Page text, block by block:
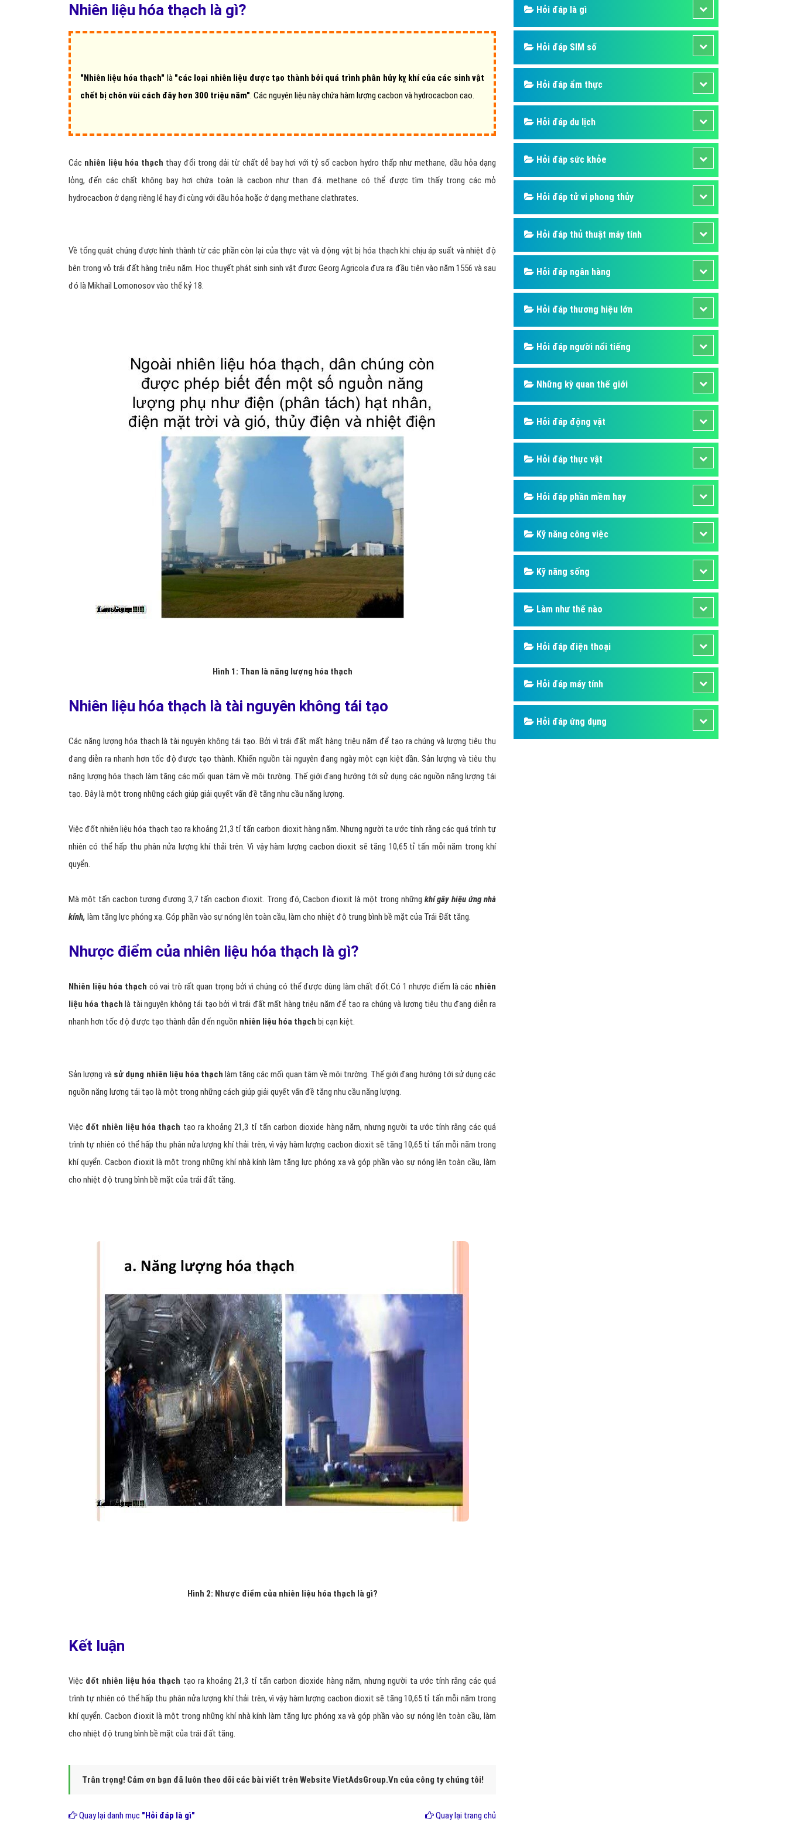
Hỏi đáp quảng cáo TVC
Hỏi đáp quảng cáo mobile
Hỏi đáp quảng cáo Online
Hỏi đáp quảng cáo Skype
Hỏi đáp Domain & Hosting
Dịch vụ quảng cáo Youtube
Dịch vụ quảng cáo Tiktok
Dịch vụ quảng cáo Zalo
Hỏi đáp quảng cáo Youtube
Quảng cáo Cốc Cốc hiệu quả
Nghĩa là gì
Phần mềm ứng dụng hay
Nhiên liệu hóa thạch là gì?
"Nhiên liệu hóa thạch" là "các loại nhiên liệu được tạo thành bởi quá trình phân hủy kỵ khí của các sinh vật
chết bị chôn vùi cách đây hơn 300 triệu năm". Các nguyên liệu này chứa hàm lượng cacbon và hydrocacbon cao.
Các nhiên liệu hóa thạch thay đổi trong dải từ chất dễ bay hơi với tỷ số cacbon hydro thấp như methane, dầu hỏa dạng
lỏng, đến các chất không bay hơi chứa toàn là cacbon như than đá. methane có thể được tìm thấy trong các mỏ
hydrocacbon ở dạng riêng lẻ hay đi cùng với dầu hỏa hoặc ở dạng methane clathrates.
Về tổng quát chúng được hình thành từ các phần còn lại của thực vật và động vật bị hóa thạch khi chịu áp suất và nhiệt độ
bên trong vỏ trái đất hàng triệu năm. Học thuyết phát sinh sinh vật được Georg Agricola đưa ra đầu tiên vào năm 1556 và sau
đó là Mikhail Lomonosov vào thế kỷ 18.
Hình 1: Than là năng lượng hóa thạch
Nhiên liệu hóa thạch là tài nguyên không tái tạo
Các năng lượng hóa thạch là tài nguyên không tái tạo. Bởi vì trái đất mất hàng triệu năm để tạo ra chúng và lượng tiêu thụ
đang diễn ra nhanh hơn tốc độ được tạo thành. Khiến nguồn tài nguyên đang ngày một cạn kiệt dần. Sản lượng và tiêu thụ
năng lượng hóa thạch làm tăng các mối quan tâm về môi trường. Thế giới đang hướng tới sử dụng các nguồn năng lượng tái
tạo. Đây là một trong những cách giúp giải quyết vấn đề tăng nhu cầu năng lượng.
Việc đốt nhiên liệu hóa thạch tạo ra khoảng 21,3 tỉ tấn carbon dioxit hàng năm. Nhưng người ta ước tính rằng các quá trình tự
nhiên có thể hấp thu phân nửa lượng khí thải trên. Vì vậy hàm lượng cacbon dioxit sẽ tăng 10,65 tỉ tấn mỗi năm trong khí
quyển.
Mà một tấn cacbon tương đương 3,7 tấn cacbon đioxit. Trong đó, Cacbon đioxit là một trong những khí gây hiệu ứng nhà
kính, làm tăng lực phóng xạ. Góp phần vào sự nóng lên toàn cầu, làm cho nhiệt độ trung bình bề mặt của Trái Đất tăng.
Nhược điểm của nhiên liệu hóa thạch là gì?
Nhiên liệu hóa thạch có vai trò rất quan trọng bởi vì chúng có thể được dùng làm chất đốt.Có 1 nhược điểm là các nhiên
liệu hóa thạchlà tài nguyên không tái tạo bởi vì trái đất mất hàng triệu năm để tạo ra chúng và lượng tiêu thụ đang diễn ra
nhanh hơn tốc độ được tạo thành dẫn đến nguồn nhiên liệu hóa thạch bị cạn kiệt.
Sản lượng và sử dụng nhiên liệu hóa thạch làm tăng các mối quan tâm về môi trường. Thế giới đang hướng tới sử dụng các
nguồn năng lượng tái tạo là một trong những cách giúp giải quyết vấn đề tăng nhu cầu năng lượng.
Việc đốt nhiên liệu hóa thạch tạo ra khoảng 21,3 tỉ tấn carbon dioxide hàng năm, nhưng người ta ước tính rằng các quá
trình tự nhiên có thể hấp thu phân nửa lượng khí thải trên, vì vậy hàm lượng cacbon dioxit sẽ tăng 10,65 tỉ tấn mỗi năm trong
khí quyển. Cacbon đioxit là một trong những khí nhà kính làm tăng lực phóng xạ và góp phần vào sự nóng lên toàn cầu, làm
cho nhiệt độ trung bình bề mặt của trái đất tăng.
Hình 2: Nhược điểm của nhiên liệu hóa thạch là gì?
Kết luận
Việc đốt nhiên liệu hóa thạch tạo ra khoảng 21,3 tỉ tấn carbon dioxide hàng năm, nhưng người ta ước tính rằng các quá
trình tự nhiên có thể hấp thu phân nửa lượng khí thải trên, vì vậy hàm lượng cacbon dioxit sẽ tăng 10,65 tỉ tấn mỗi năm trong
khí quyển. Cacbon đioxit là một trong những khí nhà kính làm tăng lực phóng xạ và góp phần vào sự nóng lên toàn cầu, làm
cho nhiệt độ trung bình bề mặt của trái đất tăng.
Trân trọng! Cảm ơn bạn đã luôn theo dõi các bài viết trên Website VietAdsGroup.Vn của công ty chúng tôi!
Quay lại danh mục "Hỏi đáp là gì" Quay lại trang chủ
Hỏi đáp là gì
Hỏi đáp SIM số
Hỏi đáp ẩm thực
Hỏi đáp du lịch
Hỏi đáp sức khỏe
Hỏi đáp tử vi phong thủy
Hỏi đáp thủ thuật máy tính
Hỏi đáp ngân hàng
Hỏi đáp thương hiệu lớn
Hỏi đáp người nổi tiếng
Những kỳ quan thế giới
Hỏi đáp động vật
Hỏi đáp thực vật
Hỏi đáp phần mềm hay
Kỹ năng công việc
Kỹ năng sống
Làm như thế nào
Hỏi đáp điện thoại
Hỏi đáp máy tính
Hỏi đáp ứng dụng